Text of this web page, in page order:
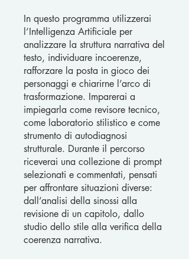
In questo programma utilizzerai
l’Intelligenza Artificiale per
analizzare la struttura narrativa del
testo, individuare incoerenze,
rafforzare la posta in gioco dei
personaggi e chiarirne l’arco di
trasformazione. Imparerai a
impiegarla come revisore tecnico,
come laboratorio stilistico e come
strumento di autodiagnosi
strutturale. Durante il percorso
riceverai una collezione di prompt
selezionati e commentati, pensati
per affrontare situazioni diverse:
dall’analisi della sinossi alla
revisione di un capitolo, dallo
studio dello stile alla verifica della
coerenza narrativa.